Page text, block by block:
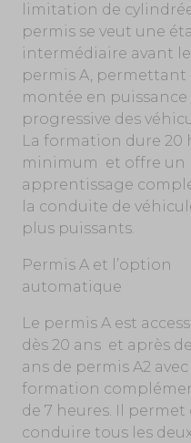
limitation de
permis se veut une
intermédiaire avant le
permis A, permettant
montée en puissance
progressive des
La formation dure 20
minimum et offre un
apprentissage
la conduite de
plus puissants.
Permis A et l’option
automatique
Le permis A est
dès 20 ans et après
ans de permis A2
formation
de 7 heures. Il permet
conduire tous les